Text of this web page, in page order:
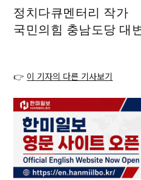
정치다큐멘터리 작가
국민의힘 충남도당 대
👉 이 기자의 다른 기사보기